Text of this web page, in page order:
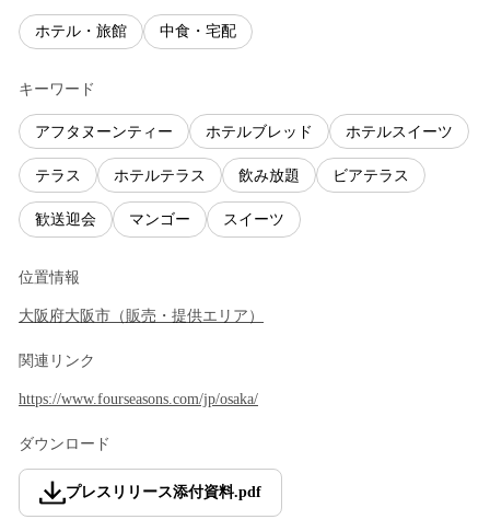
ホテル・旅館 中食・宅配
キーワード
アフタヌーンティー ホテルブレッド ホテルスイーツ
テラス ホテルテラス 飲み放題 ビアテラス
歓送迎会 マンゴー スイーツ
位置情報
大阪府大阪市 （ 販売・提供エリア ）
関連リンク
https://www.fourseasons.com/jp/osaka/
ダウンロード
プレスリリース添付資料.pdf